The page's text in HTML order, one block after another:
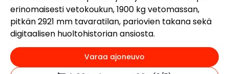
erinomaisesti vetokoukun, 1900 kg vetomassan,
pitkän 2921 mm tavaratilan, pariovien takana sekä
digitaalisen huoltohistorian ansiosta.
Varaa ajoneuvo